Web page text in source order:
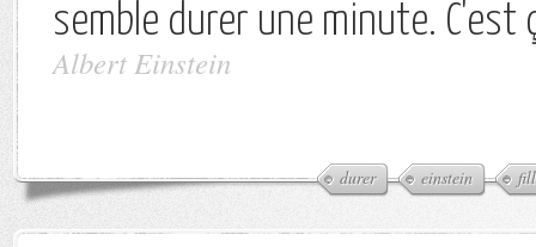
semble durer une minute. C'est
Albert Einstein
durer einstein